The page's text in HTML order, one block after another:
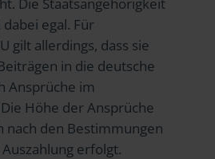
egal. Für
gilt allerdings, dass sie
in die deutsche
Ansprüche im
Höhe der Ansprüche
nach den Bestimmungen
erfolgt.